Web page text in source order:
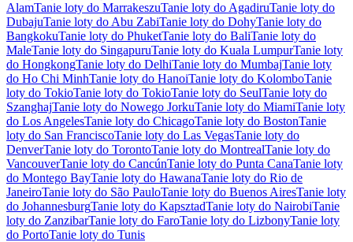
AlamTanie loty do MarrakeszuTanie loty do AgadiruTanie loty do
DubajuTanie loty do Abu ZabiTanie loty do DohyTanie loty do
BangkokuTanie loty do PhuketTanie loty do BaliTanie loty do
MaleTanie loty do SingapuruTanie loty do Kuala LumpurTanie loty
do HongkongTanie loty do DelhiTanie loty do MumbajTanie loty
do Ho Chi MinhTanie loty do HanoiTanie loty do KolomboTanie
loty do TokioTanie loty do TokioTanie loty do SeulTanie loty do
SzanghajTanie loty do Nowego JorkuTanie loty do MiamiTanie loty
do Los AngelesTanie loty do ChicagoTanie loty do BostonTanie
loty do San FranciscoTanie loty do Las VegasTanie loty do
DenverTanie loty do TorontoTanie loty do MontrealTanie loty do
VancouverTanie loty do CancúnTanie loty do Punta CanaTanie loty
do Montego BayTanie loty do HawanaTanie loty do Rio de
JaneiroTanie loty do São PauloTanie loty do Buenos AiresTanie loty
do JohannesburgTanie loty do KapsztadTanie loty do NairobiTanie
loty do ZanzibarTanie loty do FaroTanie loty do LizbonyTanie loty
do PortoTanie loty do Tunis